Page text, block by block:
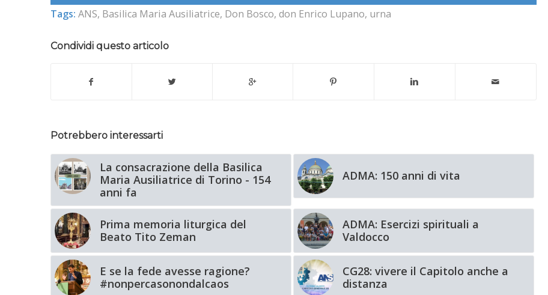
Tags: ANS, Basilica Maria Ausiliatrice, Don Bosco, don Enrico Lupano, urna
Condividi questo articolo
Potrebbero interessarti
La consacrazione della Basilica
Maria Ausiliatrice di Torino - 154
anni fa
ADMA: 150 anni di vita
Prima memoria liturgica del
Beato Tito Zeman
ADMA: Esercizi spirituali a
Valdocco
E se la fede avesse ragione?
#nonpercasonondalcaos
CG28: vivere il Capitolo anche a
distanza